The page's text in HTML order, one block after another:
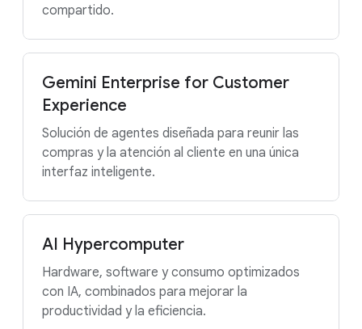
compartido.
Gemini Enterprise for Customer
Experience
Solución de agentes diseñada para reunir las
compras y la atención al cliente en una única
interfaz inteligente.
AI Hypercomputer
Hardware, software y consumo optimizados
con IA, combinados para mejorar la
productividad y la eficiencia.